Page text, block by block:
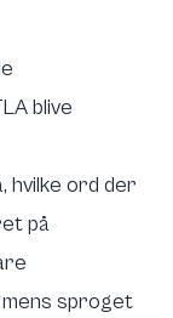
blive
hvilke ord der
på
mens sproget